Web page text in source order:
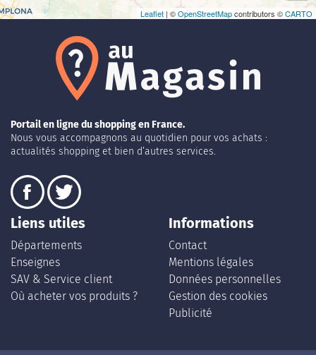
Leaflet | ©OpenStreetMapcontributors ©CARTO
Portail en ligne du shopping en France.
Nous vous accompagnons au quotidien pour vos achats :
actualités shopping et bien d’autres services.
Liens utiles
Départements
Enseignes
SAV & Service client
Où acheter vos produits ?
Informations
Contact
Mentions légales
Données personnelles
Gestion des cookies
Publicité